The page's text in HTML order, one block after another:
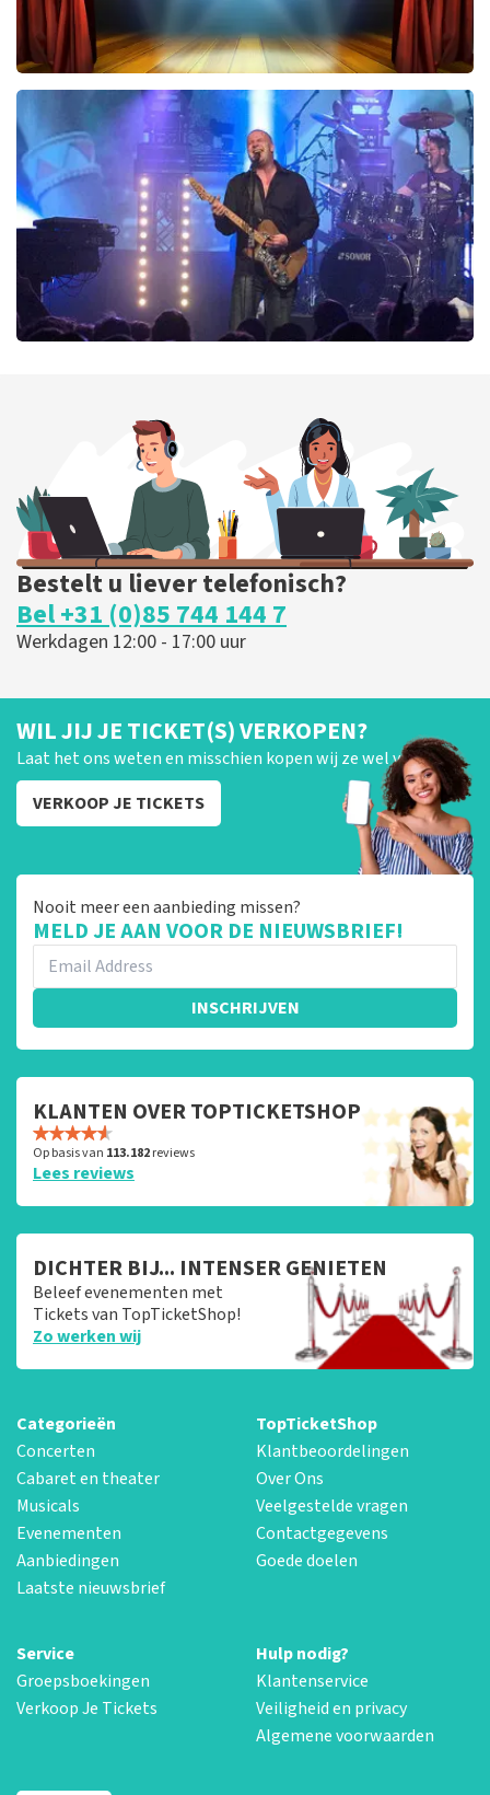
40 45 De Musical
290laatste 30 minuten
BESTEL NU
BESTEL NU
Bestelt u liever telefonisch?
Bel +31 (0)85 744 144 7
Werkdagen 12:00 - 17:00 uur
WIL JIJ JE TICKET(S) VERKOPEN?
Laat het ons weten en misschien kopen wij ze wel van je!
VERKOOP JE TICKETS
Nooit meer een aanbieding missen?
MELD JE AAN VOOR DE NIEUWSBRIEF!
INSCHRIJVEN
KLANTEN OVER TOPTICKETSHOP
Op basis van 113.182reviews
Lees reviews
DICHTER BIJ... INTENSER GENIETEN
Beleef evenementen met
Tickets van TopTicketShop!
Zo werken wij
Categorieën
Concerten
Cabaret en theater
Musicals
Evenementen
Aanbiedingen
Laatste nieuwsbrief
TopTicketShop
Klantbeoordelingen
Over Ons
Veelgestelde vragen
Contactgegevens
Goede doelen
Service
Groepsboekingen
Verkoop Je Tickets
Hulp nodig?
Klantenservice
Veiligheid en privacy
Algemene voorwaarden